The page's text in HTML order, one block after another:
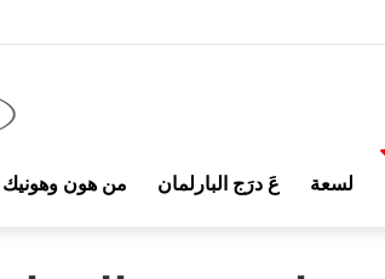
لسعة عَ درَج البارلمان من هون وهونيك